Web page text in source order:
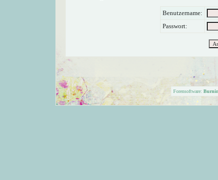
Benutzername:
Passwort:
Forensoftware: